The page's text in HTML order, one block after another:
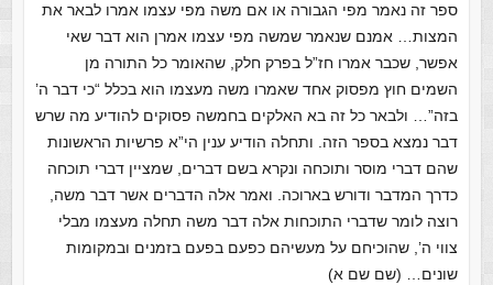
ספר זה נאמר מפי הגבורה או אם משה מפי עצמו אמרו לבאר את
המצות… אמנם שנאמר שמשה מפי עצמו אמרן הוא דבר שאי
אפשר, שכבר אמרו חז”ל בפרק חלק, שהאומר כל התורה מן
השמים חוץ מפסוק אחד שאמרו משה מעצמו הוא בכלל “כי דבר ה’
בזה”… ולבאר כל זה בא האלקים בחמשה פסוקים להודיע מה שרש
דבר נמצא בספר הזה. ותחלה הודיע ענין הי”א פרשיות הראשונות
שהם דברי מוסר ותוכחה ונקרא בשם דברים, שמציין דברי תוכחה
כדרך המדבר ודורש בארוכה. ואמר אלה הדברים אשר דבר משה,
רוצה לומר שדברי התוכחות אלה דבר משה תחלה מעצמו מבלי
צווי ה’, שהוכיחם על מעשיהם כפעם בפעם בזמנים ובמקומות
שונים… (שם שם א)